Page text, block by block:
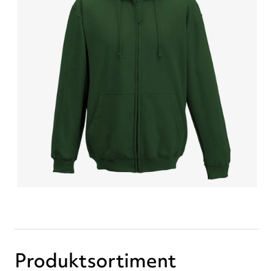
Produktsortiment